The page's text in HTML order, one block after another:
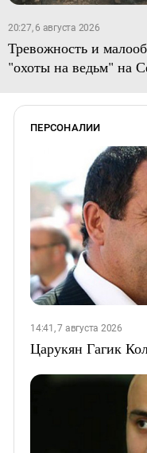
20:27, 6 августа 2026
Тревожность и
"охоты на ведьм" на
ПЕРСОНАЛИИ
14:41, 7 августа 2026
Царукян Гагик